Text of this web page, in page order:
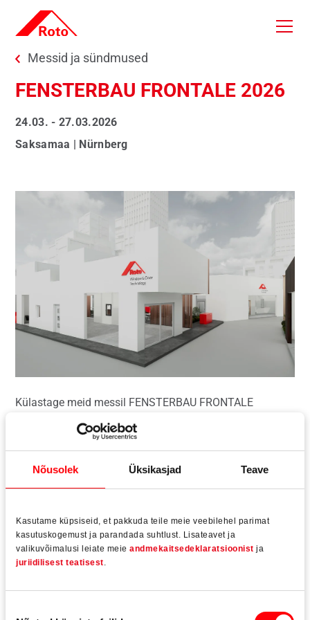
Nõusolek Üksikasjad Teave
Kasutame küpsiseid, et pakkuda teile meie veebilehel parimat
kasutuskogemust ja parandada suhtlust. Lisateavet ja
valikuvõimalusi leiate meie andmekaitsedeklaratsioonist ja
juriidilisest teatisest
Skip to main content
You are here:
Messid ja sündmused
FENSTERBAU FRONTALE 2026
24.03. - 27.03.2026
Saksamaa | Nürnberg
Külastage meid messil FENSTERBAU FRONTALE
Hall 1, stendid 303/304
“Roto City” messil FENSTERBAU
FRONTALE 2026
Seal, kus linn kohtub loodusega, liikumine rahu ja
vaikusega ning siseruum välisruumiga, tekib nn
Fenster- und Türtechnologie GmbH 24.–27. märtsil 2026